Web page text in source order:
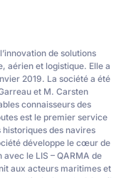
de solutions
aérien et logistique. Elle a
2019. La société a été
et M. Carsten
connaisseurs des
est le premier service
des navires
développe le cœur de
le LIS – QARMA de
aux acteurs maritimes et